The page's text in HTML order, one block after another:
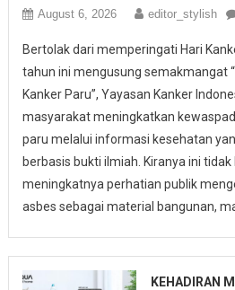
August 6, 2026 editor_stylish
Bertolak dari memperingati Hari
tahun ini mengusung semakmangat
Kanker Paru”, Yayasan Kanker
masyarakat meningkatkan
paru melalui informasi kesehatan
berbasis bukti ilmiah. Kiranya ini
meningkatnya perhatian publik
asbes sebagai material bangunan,
KEHADIRAN